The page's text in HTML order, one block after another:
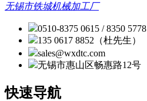
无锡市铁城机械加工厂
0510-8375 0615 / 8350 5778
135 0617 8852（杜先生）
sales@wxdtc.com
无锡市惠山区畅惠路12号
快速导航